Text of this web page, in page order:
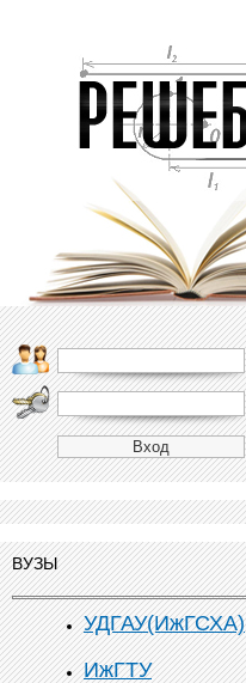
ВУЗЫ
УДГАУ(ИжГСХА)
ИжГТУ